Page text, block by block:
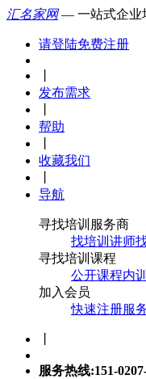
汇名家网— 一站式企业
请登陆免费注册
发布需求
帮助
收藏我们
导航
寻找培训服务商
找培训讲师
寻找培训课程
公开课程内
加入会员
快速注册服
服务热线:151-